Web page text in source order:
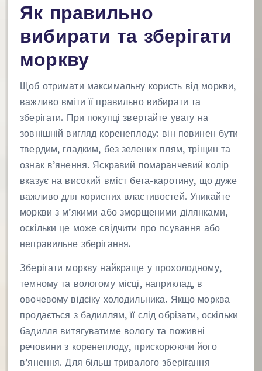
Як правильно
вибирати та зберігати
моркву
Щоб отримати максимальну користь від моркви,
важливо вміти її правильно вибирати та
зберігати. При покупці звертайте увагу на
зовнішній вигляд коренеплоду: він повинен бути
твердим, гладким, без зелених плям, тріщин та
ознак в’янення. Яскравий помаранчевий колір
вказує на високий вміст бета-каротину, що дуже
важливо для корисних властивостей. Уникайте
моркви з м’якими або зморщеними ділянками,
оскільки це може свідчити про псування або
неправильне зберігання.
Зберігати моркву найкраще у прохолодному,
темному та вологому місці, наприклад, в
овочевому відсіку холодильника. Якщо морква
продається з бадиллям, її слід обрізати, оскільки
бадилля витягуватиме вологу та поживні
речовини з коренеплоду, прискорюючи його
в’янення. Для більш тривалого зберігання